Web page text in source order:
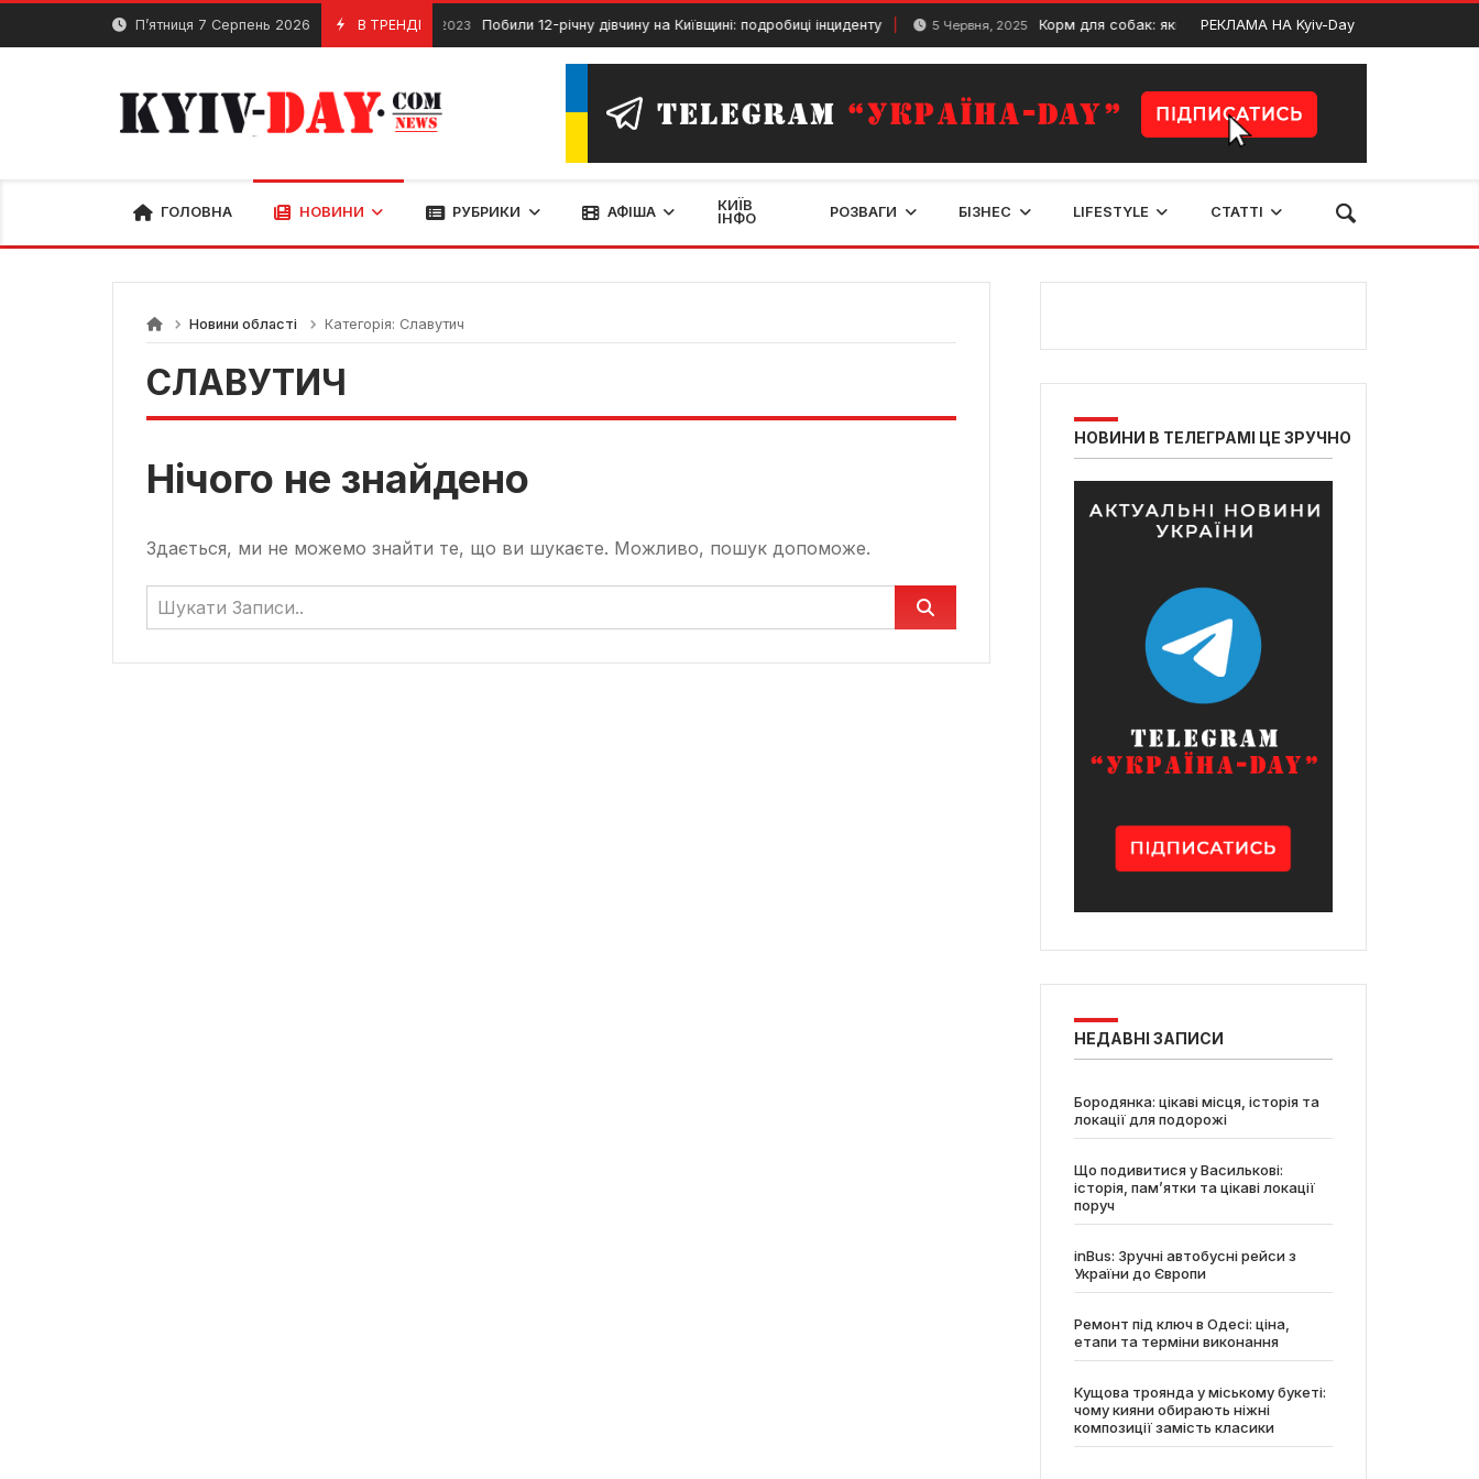
Перейти
вмісту
П’ятниця 7 Серпень 2026 В ТРЕНДІ
8 Грудня, 2023 Побили 12-річну дівчину на Київщині: подробиці інциденту 5 Червня, 2025 Корм для собак: який вибрати, щоб вихованець був активним і
РЕКЛАМА НА Kyiv-Day
ГОЛОВНА НОВИНИ РУБРИКИ АФІША
КИЇВ
ІНФО
РОЗВАГИ БІЗНЕС LIFESTYLE СТАТТІ
Новини області Категорія: Славутич
СЛАВУТИЧ
Нічого не знайдено
Здається, ми не можемо знайти те, що ви шукаєте. Можливо, пошук допоможе.
НОВИНИ В ТЕЛЕГРАМІ ЦЕ ЗРУЧНО
НЕДАВНІ ЗАПИСИ
Бородянка: цікаві місця, історія та
локації для подорожі
Що подивитися у Василькові:
історія, пам’ятки та цікаві локації
поруч
inBus: Зручні автобусні рейси з
України до Європи
Ремонт під ключ в Одесі: ціна,
етапи та терміни виконання
Кущова троянда у міському букеті:
чому кияни обирають ніжні
композиції замість класики